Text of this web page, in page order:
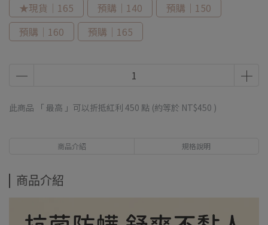
★現貨｜165
預購｜140
預購｜150
預購｜160
預購｜165
此商品 「 最高 」可以折抵紅利 450 點 (約等於 NT$450 )
商品介紹 規格說明
商品介紹